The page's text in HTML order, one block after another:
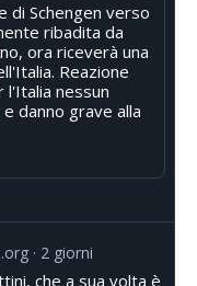
di Schengen verso
ribadita da
ora riceverà una
Reazione
l'Italia nessun
danno grave alla
2 giorni
che a sua volta è